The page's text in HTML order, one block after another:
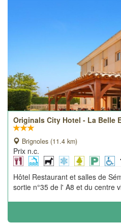
Originals City Hotel - La Belle
Brignoles (11.4 km)
Prix n.c.
Hôtel Restaurant et salles de
sortie n°35 de l' A8 et du centre